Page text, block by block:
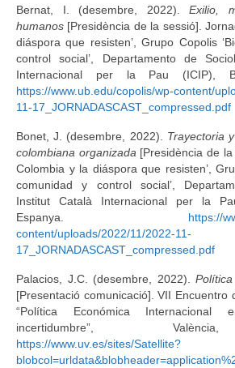
Bernat, I. (desembre, 2022).Exilio,
humanos [Presidència de la sessió].
diáspora que resisten’, Grupo Copolis
control social’, Departamento de
Internacional per la Pau (ICIP),
https://www.ub.edu/copolis/wp-content/
11-17_JORNADASCAST_compressed.pdf
Bonet, J. (desembre, 2022). Trayectoria
colombiana organizada [Presidència de
Colombia y la diáspora que resisten’,
comunidad y control social’,
Institut Català Internacional per la
Espanya. https://
content/uploads/2022/11/2022-11-
17_JORNADASCAST_compressed.pdf
Palacios, J.C. (desembre, 2022).
[Presentació comunicació]. VII Encuentro
“Política Económica Internacional
incertidumbre”,
https://www.uv.es/sites/Satellite?